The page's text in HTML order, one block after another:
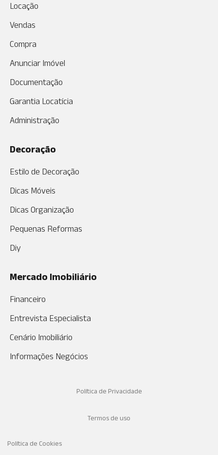
Locação
Vendas
Compra
Anunciar Imóvel
Documentação
Garantia Locatícia
Administração
Decoração
Estilo de Decoração
Dicas Móveis
Dicas Organização
Pequenas Reformas
Diy
Mercado Imobiliário
Financeiro
Entrevista Especialista
Cenário Imobiliário
Informações Negócios
Política de Privacidade
Termos de uso
Política de Cookies